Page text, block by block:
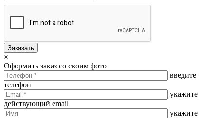
Заказать
×
Оформить заказ со своим фото
введите
телефон
укажите
действующий email
укажите